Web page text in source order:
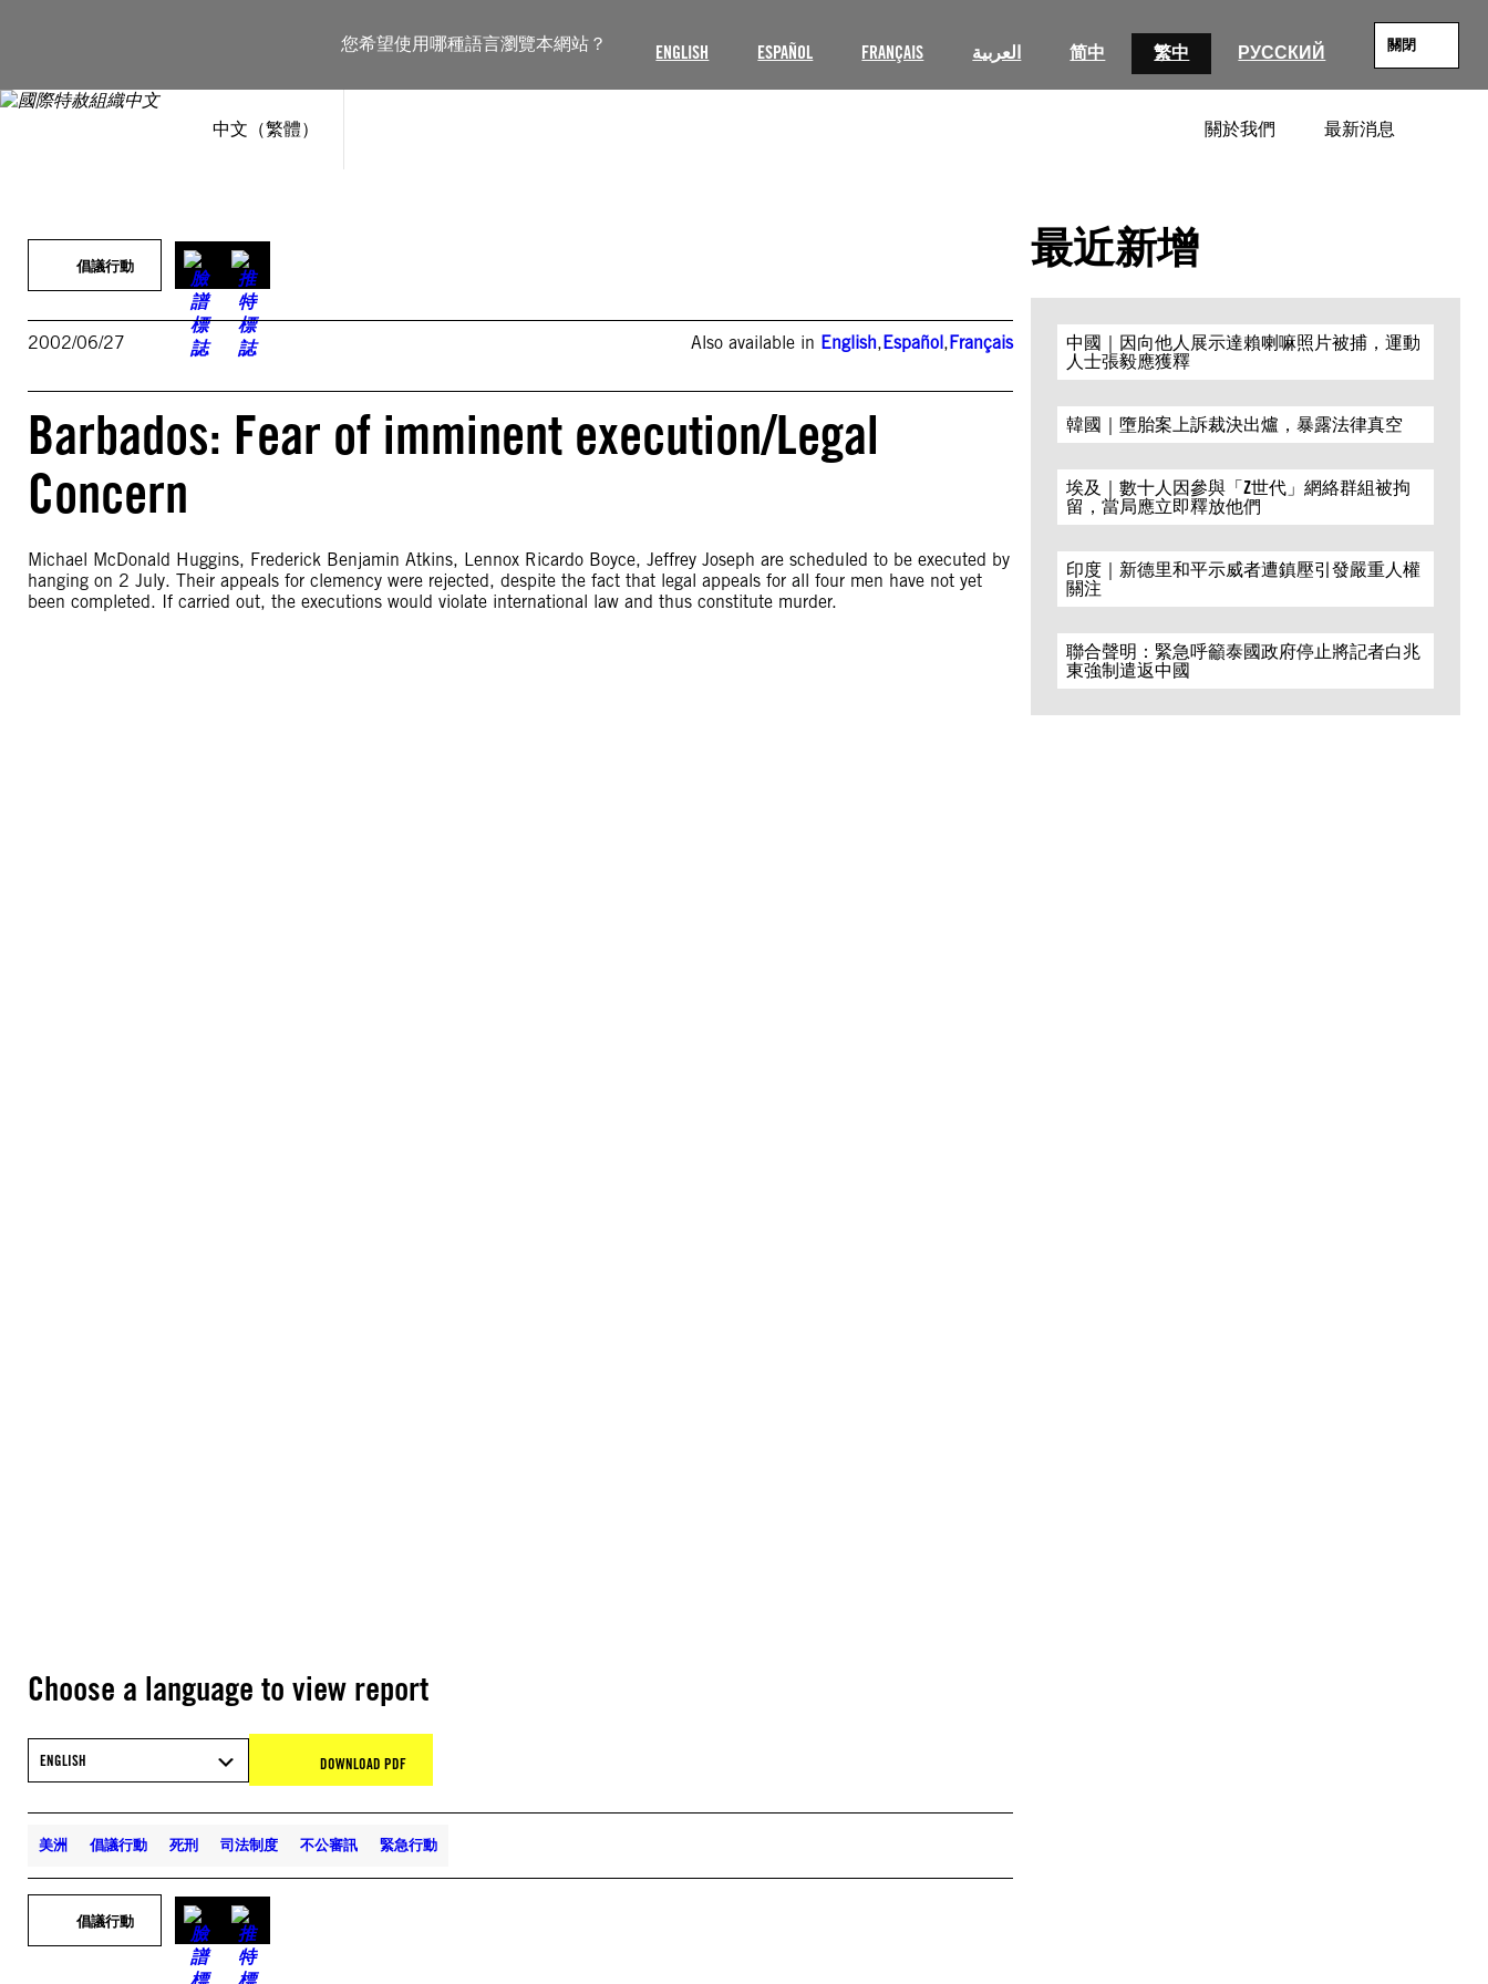
您希望使用哪種語言瀏覽本網站？ ENGLISH ESPAÑOL FRANÇAIS العربية 简中 繁中 РУССКИЙ 關閉
中文（繁體） 關於我們 最新消息
內
倡議行動
2002/06/27 Also available in English,Español,Français
Barbados: Fear of imminent execution/Legal
Concern
Michael McDonald Huggins, Frederick Benjamin Atkins, Lennox Ricardo Boyce, Jeffrey Joseph are scheduled to be executed by
hanging on 2 July. Their appeals for clemency were rejected, despite the fact that legal appeals for all four men have not yet
been completed. If carried out, the executions would violate international law and thus constitute murder.
Choose a language to view report
ENGLISH DOWNLOAD PDF
美洲 倡議行動 死刑 司法制度 不公審訊 緊急行動
倡議行動
最近新增
中國｜因向他人展示達賴喇嘛照片被捕，運動
人士張毅應獲釋
韓國｜墮胎案上訴裁決出爐，暴露法律真空
埃及｜數十人因參與「Z世代」網絡群組被拘
留，當局應立即釋放他們
印度｜新德里和平示威者遭鎮壓引發嚴重人權
關注
聯合聲明：緊急呼籲泰國政府停止將記者白兆
東強制遣返中國